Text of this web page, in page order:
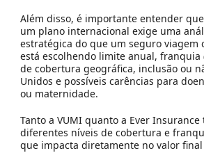
Além disso, é importante entender
um plano internacional exige uma
estratégica do que um seguro viagem
está escolhendo limite anual, franquia
de cobertura geográfica, inclusão ou
Unidos e possíveis carências para
ou maternidade.
Tanto a VUMI quanto a Ever
diferentes níveis de cobertura e
que impacta diretamente no valor